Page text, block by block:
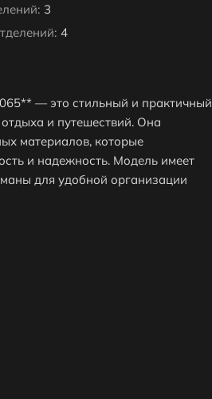
3
4
— это стильный и практичный
и путешествий. Она
материалов, которые
и надежность. Модель имеет
для удобной организации